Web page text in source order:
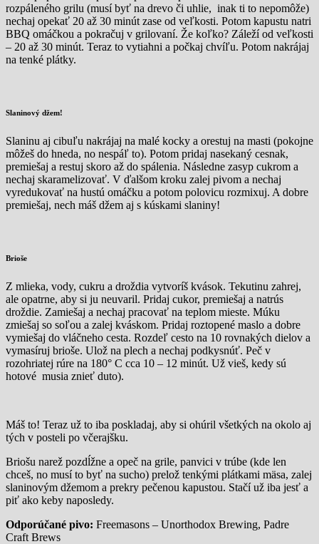
rozpáleného grilu (musí byť na drevo či uhlie, inak ti to nepomôže)
nechaj opekať 20 až 30 minút zase od veľkosti. Potom kapustu natri
BBQ omáčkou a pokračuj v grilovaní. Že koľko? Záleží od veľkosti
– 20 až 30 minút. Teraz to vytiahni a počkaj chvíľu. Potom nakrájaj
na tenké plátky.
Slaninový džem!
Slaninu aj cibuľu nakrájaj na malé kocky a orestuj na masti (pokojne
môžeš do hneda, no nespáľ to). Potom pridaj nasekaný cesnak,
premiešaj a restuj skoro až do spálenia. Následne zasyp cukrom a
nechaj skaramelizovať. V ďalšom kroku zalej pivom a nechaj
vyredukovať na hustú omáčku a potom polovicu rozmixuj. A dobre
premiešaj, nech máš džem aj s kúskami slaniny!
Brioše
Z mlieka, vody, cukru a droždia vytvoríš kvások. Tekutinu zahrej,
ale opatrne, aby si ju neuvaril. Pridaj cukor, premiešaj a natrús
droždie. Zamiešaj a nechaj pracovať na teplom mieste. Múku
zmiešaj so soľou a zalej kváskom. Pridaj roztopené maslo a dobre
vymiešaj do vláčneho cesta. Rozdeľ cesto na 10 rovnakých dielov a
vymasíruj brioše. Ulož na plech a nechaj podkysnúť. Peč v
rozohriatej rúre na 180° C cca 10 – 12 minút. Už vieš, kedy sú
hotové musia znieť duto).
Máš to! Teraz už to iba poskladaj, aby si ohúril všetkých na okolo aj
tých v posteli po včerajšku.
Briošu narež pozdĺžne a opeč na grile, panvici v trúbe (kde len
chceš, no musí to byť na sucho) prelož tenkými plátkami mäsa, zalej
slaninovým džemom a prekry pečenou kapustou. Stačí už iba jesť a
piť ako keby naposledy.
Odporúčané pivo: Freemasons – Unorthodox Brewing, Padre
Craft Brews